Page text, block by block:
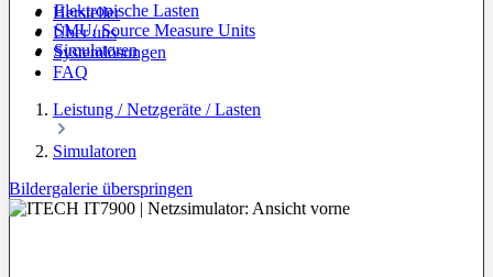
Elektronische Lasten
SMU/ Source Measure Units
Simulatoren
Hersteller
Über uns
Systemlösungen
FAQ
Leistung / Netzgeräte / Lasten
Simulatoren
Bildergalerie überspringen